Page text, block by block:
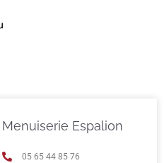
Menuiserie Espalion
05 65 44 85 76